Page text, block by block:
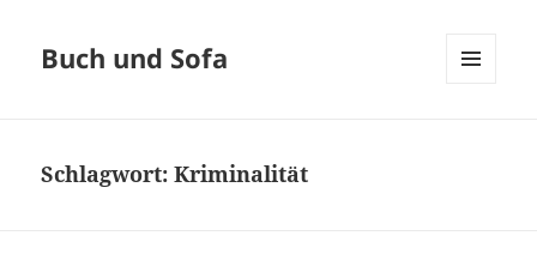
Buch und Sofa
Schlagwort:Kriminalität